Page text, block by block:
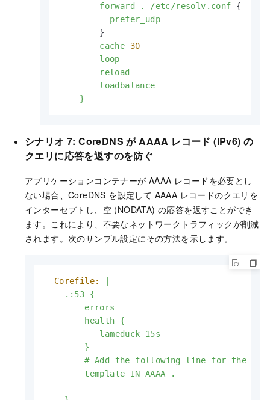
forward
. /etc/resolv.conf {
prefer_udp
        }
cache
30
loop
reload
loadbalance
}
シナリオ 7: CoreDNS が AAAA レコード (IPv6) の
クエリに応答を返すのを防ぐ
アプリケーションコンテナーが AAAA レコードを必要とし
ない場合、CoreDNS を設定して AAAA レコードのクエリを
インターセプトし、空 (NODATA) の応答を返すことができ
ます。これにより、不要なネットワークトラフィックが削減
されます。次のサンプル設定にその方法を示します。
Corefile:
    .:53 {
        errors
        health {
           lameduck 15s
        }
# Add the following line for the